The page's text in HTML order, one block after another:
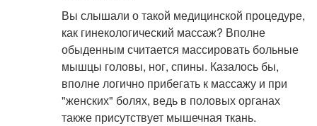
Вы слышали о такой медицинской процедуре,
как гинекологический массаж? Вполне
обыденным считается массировать больные
мышцы головы, ног, спины. Казалось бы,
вполне логично прибегать к массажу и при
"женских" болях, ведь в половых органах
также присутствует мышечная ткань.